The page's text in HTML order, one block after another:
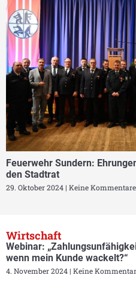
Feuerwehr Sundern:
den Stadtrat
29. Oktober 2024 Keine Kommentare
Wirtschaft
Webinar:
wenn mein Kunde wackelt?“
4. November 2024 Keine